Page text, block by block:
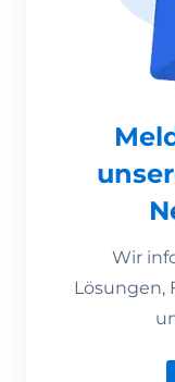
Wir
Lösungen,